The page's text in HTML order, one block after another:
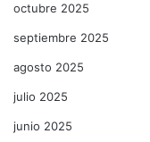
octubre 2025
septiembre 2025
agosto 2025
julio 2025
junio 2025